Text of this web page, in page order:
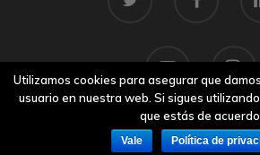
© 2026 Centro Tecnolóxico
Utilizamos cookies para asegurar que
usuario en nuestra web. Si sigues
que estás de
Vale Política de